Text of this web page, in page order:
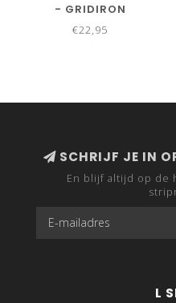
- GRIDIRON
€22,95
SCHRIJF JE IN
En blijf altijd op de
L